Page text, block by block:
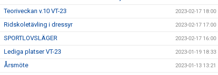
Teoriveckan v.10 VT-23 2023-02-17 18:00
Ridskoletävling i dressyr 2023-02-17 17:00
SPORTLOVSLÄGER 2023-02-17 16:00
Lediga platser VT-23 2023-01-19 18:33
Årsmöte 2023-01-13 13:21